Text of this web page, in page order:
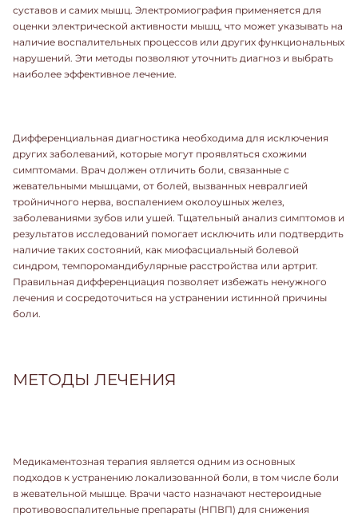
суставов и самих мышц. Электромиография применяется для
оценки электрической активности мышц, что может указывать на
наличие воспалительных процессов или других функциональных
нарушений. Эти методы позволяют уточнить диагноз и выбрать
наиболее эффективное лечение.
Дифференциальная диагностика необходима для исключения
других заболеваний, которые могут проявляться схожими
симптомами. Врач должен отличить боли, связанные с
жевательными мышцами, от болей, вызванных невралгией
тройничного нерва, воспалением околоушных желез,
заболеваниями зубов или ушей. Тщательный анализ симптомов и
результатов исследований помогает исключить или подтвердить
наличие таких состояний, как миофасциальный болевой
синдром, темпоромандибулярные расстройства или артрит.
Правильная дифференциация позволяет избежать ненужного
лечения и сосредоточиться на устранении истинной причины
боли.
МЕТОДЫ ЛЕЧЕНИЯ
Медикаментозная терапия является одним из основных
подходов к устранению локализованной боли, в том числе боли
в жевательной мышце. Врачи часто назначают нестероидные
противовоспалительные препараты (НПВП) для снижения